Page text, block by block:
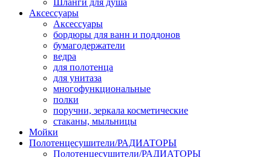
Шланги для душа
Аксессуары
Аксессуары
бордюры для ванн и поддонов
бумагодержатели
ведра
для полотенца
для унитаза
многофункциональные
полки
поручни, зеркала косметические
стаканы, мыльницы
Мойки
Полотенцесушители/РАДИАТОРЫ
Полотенцесушители/РАДИАТОРЫ